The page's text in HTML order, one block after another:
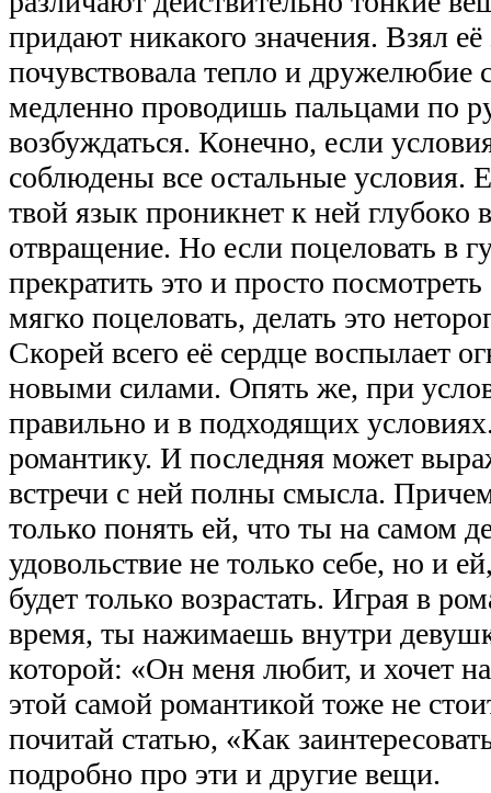
придают никакого значения. Взял её
почувствовала тепло и дружелюбие
медленно проводишь пальцами по
возбуждаться. Конечно, если
соблюдены все остальные условия.
твой язык проникнет к ней глубоко
отвращение. Но если поцеловать в
прекратить это и просто
мягко поцеловать, делать это
Скорей всего её сердце воспылает
новыми силами. Опять же, при
правильно и в подходящих
романтику. И последняя может
встречи с ней полны смысла.
только понять ей, что ты на самом
удовольствие не только себе, но и
будет только возрастать. Играя в
время, ты нажимаешь внутри
которой: «Он меня любит, и хочет
этой самой романтикой тоже не
почитай статью, «Как
подробно про эти и другие вещи.